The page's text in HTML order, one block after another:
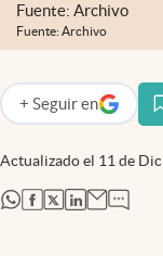
Fuente: Archivo
Fuente: Archivo
Actualizado el 11 de
+ Seguir en
abre en nueva
abre en nueva
abre en nueva
abre en
abre en